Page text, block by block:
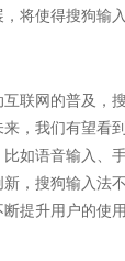
将使得搜狗输
联网的普及，
，我们有望看
如语音输入、
，搜狗输入法
提升用户的使